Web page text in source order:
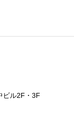
ル2F・3F